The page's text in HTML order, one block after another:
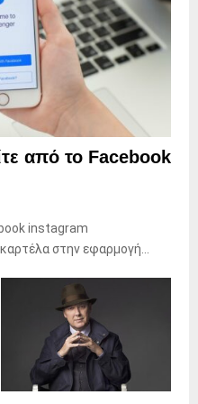
από το Facebook
instagram
στην εφαρμογή...